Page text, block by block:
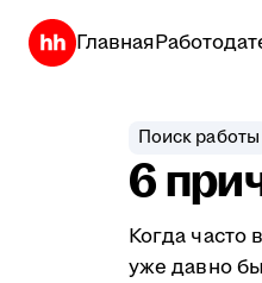
Главная
Поиск работы
6
Когда часто
уже давно